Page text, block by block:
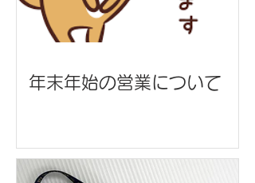
年末年始の営業について